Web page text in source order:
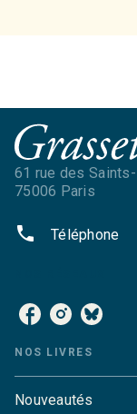
61 rue des
75006 Paris
phone Téléphone
NOS LIVRES
Nouveautés